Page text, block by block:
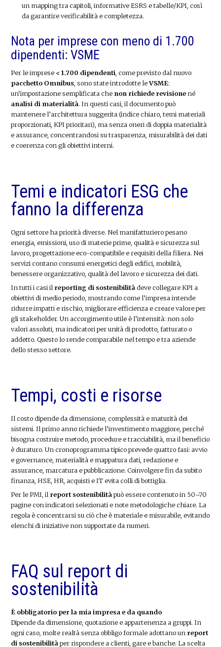
un mapping tra capitoli, informative ESRS e tabelle/KPI, così
da garantire verificabilità e completezza.
Nota per imprese con meno di 1.700
dipendenti: VSME
Per le imprese < 1.700 dipendenti, come previsto dal nuovo
pacchetto Omnibus, sono state introdotte leVSME:
un’impostazione semplificata che non richiede revisione né
analisi di materialità. In questi casi, il documento può
mantenere l’architettura suggerita (indice chiaro, temi materiali
proporzionati, KPI prioritari), ma senza oneri di doppia materialità
e assurance, concentrandosi su trasparenza, misurabilità dei dati
e coerenza con gli obiettivi interni.
Temi e indicatori ESG che
fanno la differenza
Ogni settore ha priorità diverse. Nel manifatturiero pesano
energia, emissioni, uso di materie prime, qualità e sicurezza sul
lavoro, progettazione eco-compatibile e requisiti della filiera. Nei
servizi contano consumi energetici degli edifici, mobilità,
benessere organizzativo, qualità del lavoro e sicurezza dei dati.
In tutti i casi il reporting di sostenibilità deve collegare KPI a
obiettivi di medio periodo, mostrando come l’impresa intende
ridurre impatti e rischio, migliorare efficienza e creare valore per
gli stakeholder. Un accorgimento utile è l’intensità: non solo
valori assoluti, ma indicatori per unità di prodotto, fatturato o
addetto. Questo lo rende comparabile nel tempo e tra aziende
dello stesso settore.
Tempi, costi e risorse
Il costo dipende da dimensione, complessità e maturità dei
sistemi. Il primo anno richiede l’investimento maggiore, perché
bisogna costruire metodo, procedure e tracciabilità, ma il beneficio
è duraturo. Un cronoprogramma tipico prevede quattro fasi: avvio
e governance, materialità e mappatura dati, redazione e
assurance, marcatura e pubblicazione. Coinvolgere fin da subito
finanza, HSE, HR, acquisti e IT evita colli di bottiglia.
Per le PMI, il report sostenibilitàpuò essere contenuto in 50–70
pagine con indicatori selezionati e note metodologiche chiare. La
regola è concentrarsi su ciò che è materiale e misurabile, evitando
elenchi di iniziative non supportate da numeri.
FAQ sul report di
sostenibilità
È obbligatorio per la mia impresa e da quando
Dipende da dimensione, quotazione e appartenenza a gruppi. In
ogni caso, molte realtà senza obbligo formale adottano un report
di sostenibilitàper rispondere a clienti, gare e banche. La scelta